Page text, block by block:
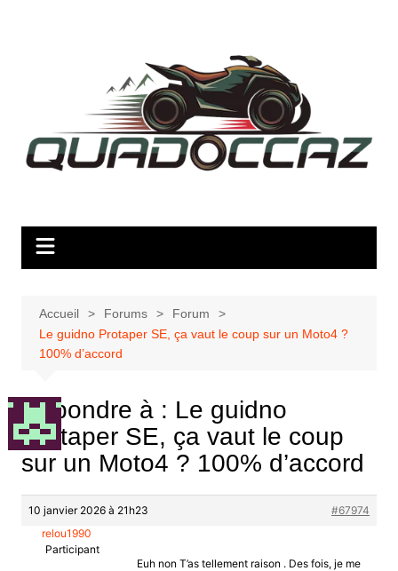
Accueil Forums
Forum
Le guidno Protaper SE, ça vaut le coup sur un Moto4 ?
100% d’accord
Répondre à : Le guidno
Protaper SE, ça vaut le coup
sur un Moto4 ? 100% d’accord
10 janvier 2026 à 21h23
#67974
relou1990
Participant
Euh non T’as tellement raison . Des fois, je me